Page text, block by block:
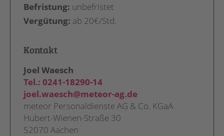
Befristung: unbefristet
Vergütung: ab 20€/Std.
Kontakt
Joel Waesch
Tel.: 0241-18290-14
joel.waesch@meteor-ag.de
meteor Personaldienste AG & Co. KGaA
Hubert-Wienen-Straße 30
52070 Aachen